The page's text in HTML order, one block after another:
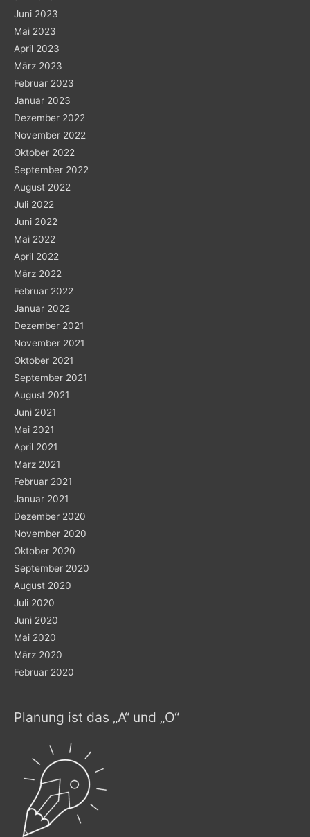
Juni 2023
Mai 2023
April 2023
März 2023
Februar 2023
Januar 2023
Dezember 2022
November 2022
Oktober 2022
September 2022
August 2022
Juli 2022
Juni 2022
Mai 2022
April 2022
März 2022
Februar 2022
Januar 2022
Dezember 2021
November 2021
Oktober 2021
September 2021
August 2021
Juni 2021
Mai 2021
April 2021
März 2021
Februar 2021
Januar 2021
Dezember 2020
November 2020
Oktober 2020
September 2020
August 2020
Juli 2020
Juni 2020
Mai 2020
März 2020
Februar 2020
Planung ist das „A“ und „O“